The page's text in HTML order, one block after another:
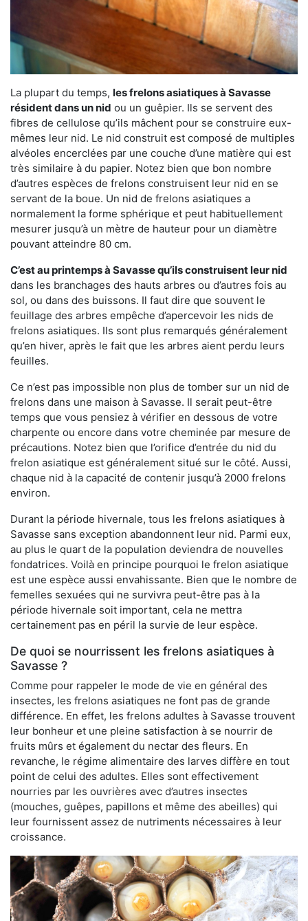
La plupart du temps, les frelons asiatiques à Savasse
résident dans un nid ou un guêpier. Ils se servent des
fibres de cellulose qu’ils mâchent pour se construire eux-
mêmes leur nid. Le nid construit est composé de multiples
alvéoles encerclées par une couche d’une matière qui est
très similaire à du papier. Notez bien que bon nombre
d’autres espèces de frelons construisent leur nid en se
servant de la boue. Un nid de frelons asiatiques a
normalement la forme sphérique et peut habituellement
mesurer jusqu’à un mètre de hauteur pour un diamètre
pouvant atteindre 80 cm.
C’est au printemps à Savasse qu’ils construisent leur nid
dans les branchages des hauts arbres ou d’autres fois au
sol, ou dans des buissons. Il faut dire que souvent le
feuillage des arbres empêche d’apercevoir les nids de
frelons asiatiques. Ils sont plus remarqués généralement
qu’en hiver, après le fait que les arbres aient perdu leurs
feuilles.
Ce n’est pas impossible non plus de tomber sur un nid de
frelons dans une maison à Savasse. Il serait peut-être
temps que vous pensiez à vérifier en dessous de votre
charpente ou encore dans votre cheminée par mesure de
précautions. Notez bien que l’orifice d’entrée du nid du
frelon asiatique est généralement situé sur le côté. Aussi,
chaque nid à la capacité de contenir jusqu’à 2000 frelons
environ.
Durant la période hivernale, tous les frelons asiatiques à
Savasse sans exception abandonnent leur nid. Parmi eux,
au plus le quart de la population deviendra de nouvelles
fondatrices. Voilà en principe pourquoi le frelon asiatique
est une espèce aussi envahissante. Bien que le nombre de
femelles sexuées qui ne survivra peut-être pas à la
période hivernale soit important, cela ne mettra
certainement pas en péril la survie de leur espèce.
De quoi se nourrissent les frelons asiatiques à
Savasse ?
Comme pour rappeler le mode de vie en général des
insectes, les frelons asiatiques ne font pas de grande
différence. En effet, les frelons adultes à Savasse trouvent
leur bonheur et une pleine satisfaction à se nourrir de
fruits mûrs et également du nectar des fleurs. En
revanche, le régime alimentaire des larves diffère en tout
point de celui des adultes. Elles sont effectivement
nourries par les ouvrières avec d’autres insectes
(mouches, guêpes, papillons et même des abeilles) qui
leur fournissent assez de nutriments nécessaires à leur
croissance.